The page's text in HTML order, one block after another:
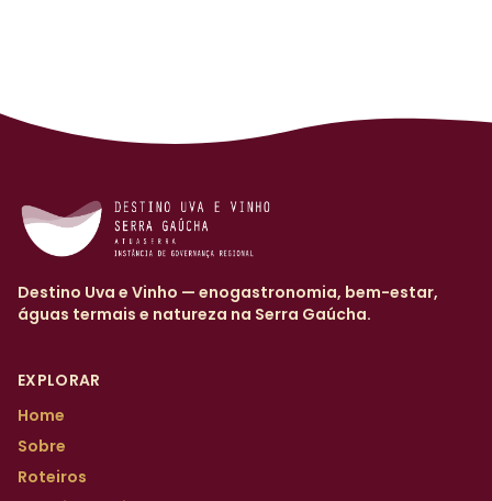
Destino Uva e Vinho — enogastronomia, bem-estar,
águas termais e natureza na Serra Gaúcha.
EXPLORAR
Home
Sobre
Roteiros